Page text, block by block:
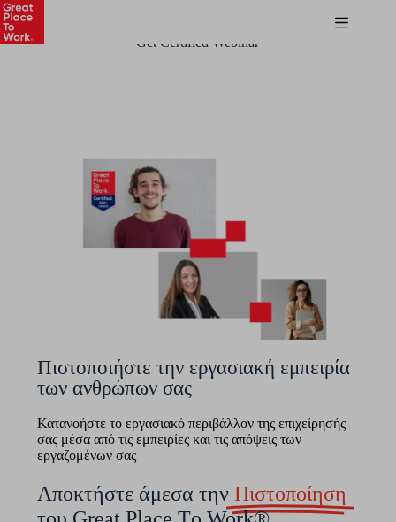
Get Certified Webinar
Πιστοποιήστε την εργασιακή εμπειρία
των ανθρώπων σας
Κατανοήστε το εργασιακό περιβάλλον της επιχείρησής
σας μέσα από τις εμπειρίες και τις απόψεις των
εργαζομένων σας
Αποκτήστε άμεσα την Πιστοποίηση